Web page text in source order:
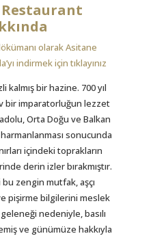
olarak Asitane
indirmek için tıklayınız
kalmış bir hazine. 700 yıl
bir imparatorluğun lezzet
Orta Doğu ve Balkan
sonucunda
içindeki toprakların
derin izler bırakmıştır.
bu zengin mutfak, aşçı
pişirme bilgilerini meslek
nedeniyle, basılı
ve günümüze hakkıyla